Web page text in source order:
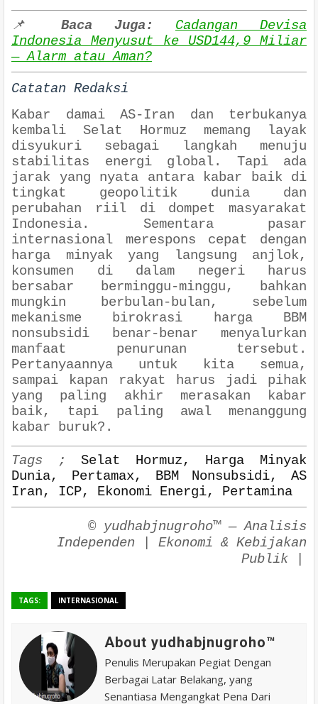
📌 Baca Juga:
Cadangan Devisa
Indonesia Menyusut ke USD144,9 Miliar
— Alarm atau Aman?
Catatan Redaksi
Kabar damai AS-Iran dan terbukanya
kembali Selat Hormuz memang layak
disyukuri sebagai langkah menuju
stabilitas energi global. Tapi ada
jarak yang nyata antara kabar baik di
tingkat geopolitik dunia dan
perubahan riil di dompet masyarakat
Indonesia. Sementara pasar
internasional merespons cepat dengan
harga minyak yang langsung anjlok,
konsumen di dalam negeri harus
bersabar berminggu-minggu, bahkan
mungkin berbulan-bulan, sebelum
mekanisme birokrasi harga BBM
nonsubsidi benar-benar menyalurkan
manfaat penurunan tersebut.
Pertanyaannya untuk kita semua,
sampai kapan rakyat harus jadi pihak
yang paling akhir merasakan kabar
baik, tapi paling awal menanggung
kabar buruk? .
Tags ;Selat Hormuz, Harga Minyak
Dunia, Pertamax, BBM Nonsubsidi, AS
Iran, ICP, Ekonomi Energi, Pertamina
© yudhabjnugroho™ — Analisis
Independen | Ekonomi & Kebijakan
Publik
TAGS: INTERNASIONAL
About yudhabjnugroho™️
Penulis Merupakan Pegiat Dengan
Berbagai Latar Belakang, yang
Senantiasa Mengangkat Pena Dari